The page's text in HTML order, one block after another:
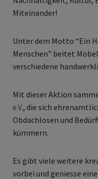
Miteinander!
Unter dem Motto “Ein
Menschen” beitet
verschiedene
Mit dieser Aktion
e.V., die sich
Obdachlosen und
kümmern.
Es gibt viele weitere
vorbei und geniesse